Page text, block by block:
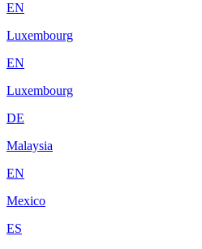
EN
Luxembourg
EN
Luxembourg
DE
Malaysia
EN
Mexico
ES